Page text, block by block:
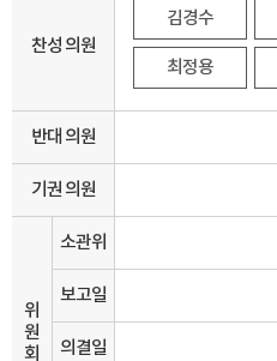
찬성 의원
김경수
최정용
반대 의원
기권 의원
위
원
회
소관위
보고일
의결일